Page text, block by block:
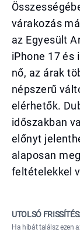
várakozás
az Egyesült
iPhone 17 és
nő, az árak
népszerű
elérhetők.
időszakban
előnyt
alaposan
feltételekkel
UTOLSÓ FRISSÍTÉS:
Ha hibát találsz ezen